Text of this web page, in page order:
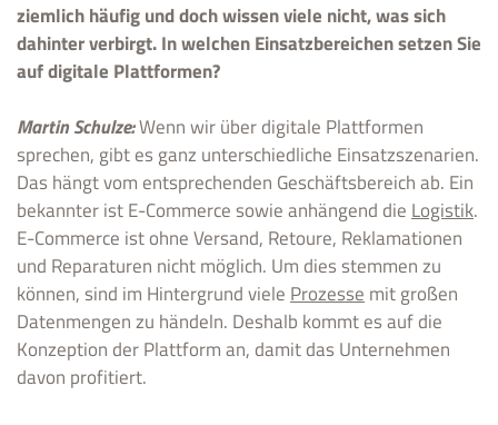
ziemlich häufig und doch wissen viele nicht, was sich
dahinter verbirgt. In welchen Einsatzbereichen setzen Sie
auf digitale Plattformen?
Martin Schulze:Wenn wir über digitale Plattformen
sprechen, gibt es ganz unterschiedliche Einsatzszenarien.
Das hängt vom entsprechenden Geschäftsbereich ab. Ein
bekannter ist E-Commerce sowie anhängend dieLogistik.
E-Commerce ist ohne Versand, Retoure, Reklamationen
und Reparaturen nicht möglich. Um dies stemmen zu
können, sind im Hintergrund vieleProzessemit großen
Datenmengen zu händeln. Deshalb kommt es auf die
Konzeption der Plattform an, damit das Unternehmen
davon profitiert.